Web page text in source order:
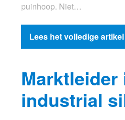
puinhoop. Niet…
Lees het volledige artikel
Marktleider
industrial